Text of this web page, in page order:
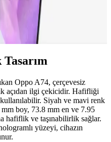
iyi kamera ve uzun pil ömrüyle
Güncel özellikleri ve
Oppo A74, çerçevesiz
açıdan ilgi çekicidir. Hafifliği
Siyah ve mavi renk
boy, 73.8 mm en ve 7.95
hafiflik ve taşınabilirlik sağlar.
yüzeyi, cihazın